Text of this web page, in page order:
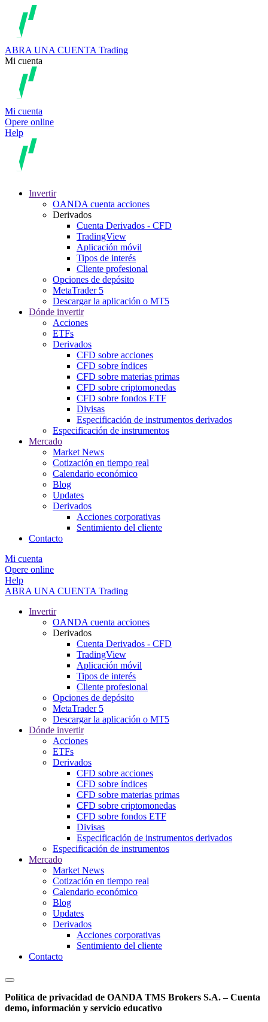
ABRA UNA CUENTA Trading
Mi cuenta
Mi cuenta
Opere online
Help
Invertir
OANDA cuenta acciones
Derivados
Cuenta Derivados - CFD
TradingView
Aplicación móvil
Tipos de interés
Cliente profesional
Opciones de depósito
MetaTrader 5
Descargar la aplicación o MT5
Dónde invertir
Acciones
ETFs
Derivados
CFD sobre acciones
CFD sobre índices
CFD sobre materias primas
CFD sobre criptomonedas
CFD sobre fondos ETF
Divisas
Especificación de instrumentos derivados
Especificación de instrumentos
Mercado
Market News
Cotización en tiempo real
Calendario económico
Blog
Updates
Derivados
Acciones corporativas
Sentimiento del cliente
Contacto
Mi cuenta
Opere online
Help
ABRA UNA CUENTA Trading
Invertir
OANDA cuenta acciones
Derivados
Cuenta Derivados - CFD
TradingView
Aplicación móvil
Tipos de interés
Cliente profesional
Opciones de depósito
MetaTrader 5
Descargar la aplicación o MT5
Dónde invertir
Acciones
ETFs
Derivados
CFD sobre acciones
CFD sobre índices
CFD sobre materias primas
CFD sobre criptomonedas
CFD sobre fondos ETF
Divisas
Especificación de instrumentos derivados
Especificación de instrumentos
Mercado
Market News
Cotización en tiempo real
Calendario económico
Blog
Updates
Derivados
Acciones corporativas
Sentimiento del cliente
Contacto
Política de privacidad de OANDA TMS Brokers S.A. – Cuenta
demo, información y servicio educativo